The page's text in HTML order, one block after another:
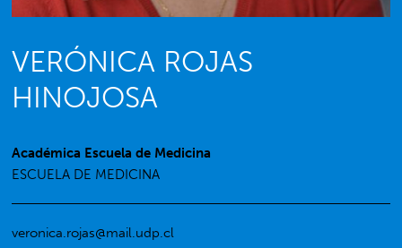
VERÓNICA ROJAS
HINOJOSA
Académica Escuela de Medicina
ESCUELA DE MEDICINA
veronica.rojas@mail.udp.cl